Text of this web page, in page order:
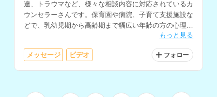
達、トラウマなど、様々な相談内容に対応されているカ
ウンセラーさんです。保育園や病院、子育て支援施設な
どで、乳幼児期から高齢期まで幅広い年齢の方の心理支
もっと見る
メッセージ ビデオ フォロー